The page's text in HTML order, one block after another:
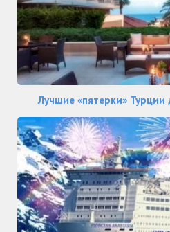
Лучшие «пятерки»